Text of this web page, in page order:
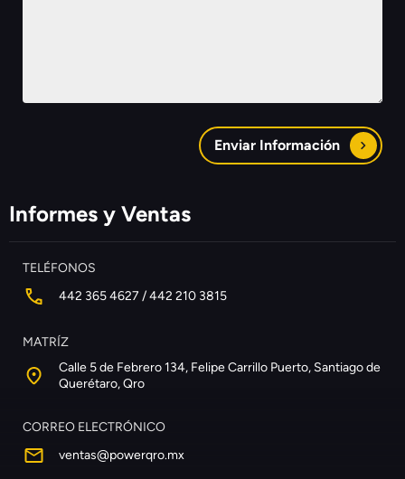
Enviar Información
Informes y Ventas
TELÉFONOS
442 365 4627 / 442 210 3815
MATRÍZ
Calle 5 de Febrero 134, Felipe Carrillo Puerto, Santiago de
Querétaro, Qro
CORREO ELECTRÓNICO
ventas@powerqro.mx